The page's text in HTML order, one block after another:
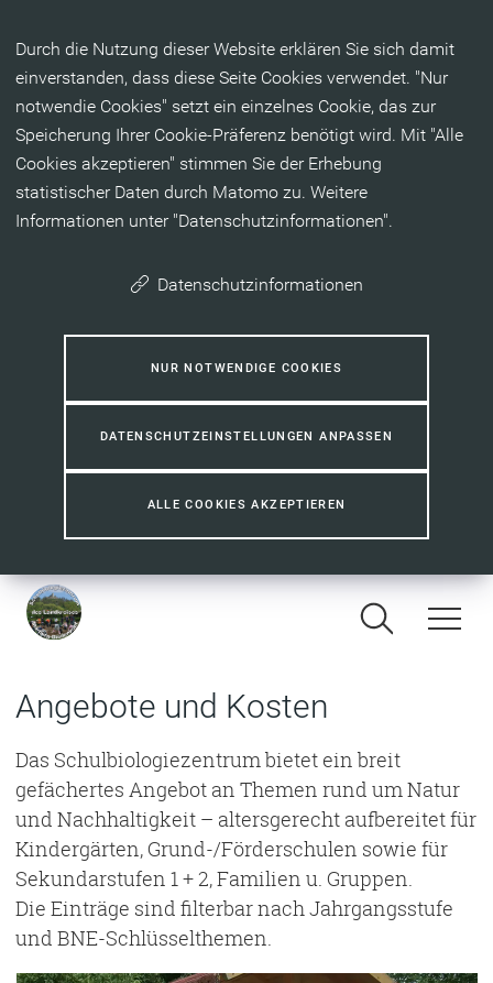
Durch die Nutzung dieser Website erklären Sie sich damit
einverstanden, dass diese Seite Cookies verwendet. "Nur
notwendie Cookies" setzt ein einzelnes Cookie, das zur
Speicherung Ihrer Cookie-Präferenz benötigt wird. Mit "Alle
Cookies akzeptieren" stimmen Sie der Erhebung
statistischer Daten durch Matomo zu. Weitere
Informationen unter "Datenschutzinformationen".
Datenschutzinformationen
NUR NOTWENDIGE COOKIES
DATENSCHUTZEINSTELLUNGEN ANPASSEN
ALLE COOKIES AKZEPTIEREN
Angebote und Kosten
Das Schulbiologiezentrum bietet ein breit
gefächertes Angebot an Themen rund um Natur
und Nachhaltigkeit – altersgerecht aufbereitet für
Kindergärten, Grund-/Förderschulen sowie für
Sekundarstufen 1 + 2, Familien u. Gruppen.
Die Einträge sind filterbar nach Jahrgangsstufe
und BNE-Schlüsselthemen.